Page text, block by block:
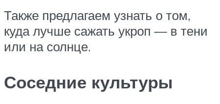
Также предлагаем узнать о том,
куда лучше сажать укроп — в тени
или на солнце.
Соседние культуры